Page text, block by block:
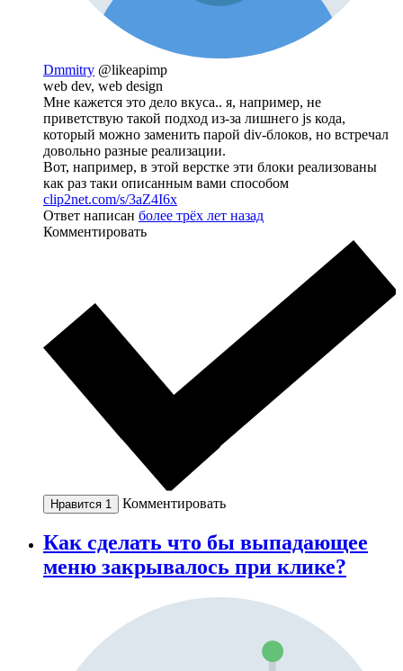
Dmmitry @likeapimp
web dev, web design
Мне кажется это дело вкуса.. я, например, не
приветствую такой подход из-за лишнего js кода,
который можно заменить парой div-блоков, но встречал
довольно разные реализации.
Вот, например, в этой верстке эти блоки реализованы
как раз таки описанным вами способом
clip2net.com/s/3aZ4I6x
Ответ написан более трёх лет назад
Комментировать
Нравится 1 Комментировать
Как сделать что бы выпадающее
меню закрывалось при клике?